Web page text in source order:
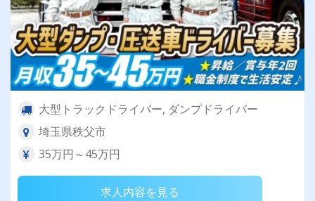
大型トラックドライバー, ダンプドライバー
埼玉県秩父市
35万円～45万円
求人内容を見る